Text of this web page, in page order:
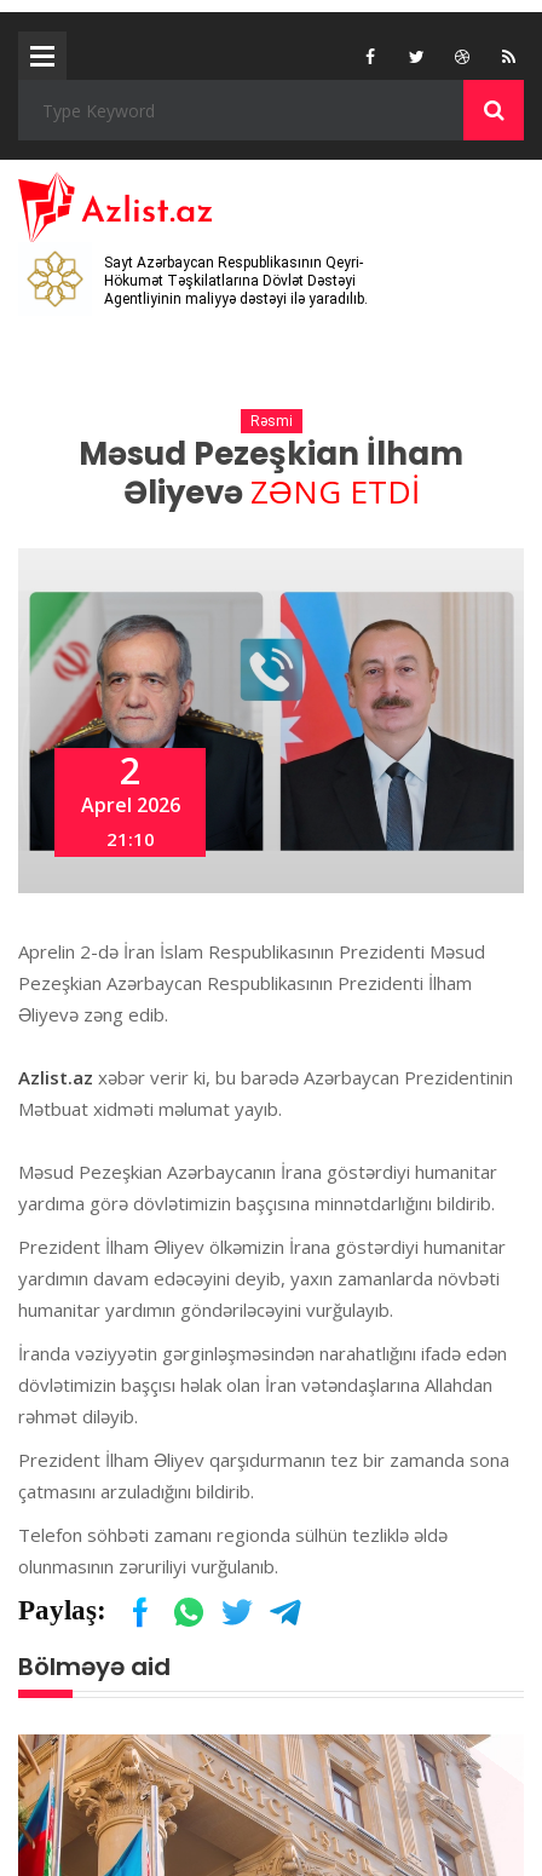
Sayt Azərbaycan Respublikasının Qeyri-
Hökumət Təşkilatlarına Dövlət Dəstəyi
Agentliyinin maliyyə dəstəyi ilə yaradılıb.
Rəsmi
Məsud Pezeşkian İlham
ƏliyevəZƏNG ETDİ
2
Aprel 2026
21:10
Aprelin 2-də İran İslam Respublikasının Prezidenti Məsud
Pezeşkian Azərbaycan Respublikasının Prezidenti İlham
Əliyevə zəng edib.
Azlist.az xəbər verir ki, bu barədə Azərbaycan Prezidentinin
Mətbuat xidməti məlumat yayıb.
Məsud Pezeşkian Azərbaycanın İrana göstərdiyi humanitar
yardıma görə dövlətimizin başçısına minnətdarlığını bildirib.
Prezident İlham Əliyev ölkəmizin İrana göstərdiyi humanitar
yardımın davam edəcəyini deyib, yaxın zamanlarda növbəti
humanitar yardımın göndəriləcəyini vurğulayıb.
İranda vəziyyətin gərginləşməsindən narahatlığını ifadə edən
dövlətimizin başçısı həlak olan İran vətəndaşlarına Allahdan
rəhmət diləyib.
Prezident İlham Əliyev qarşıdurmanın tez bir zamanda sona
çatmasını arzuladığını bildirib.
Telefon söhbəti zamanı regionda sülhün tezliklə əldə
olunmasının zəruriliyi vurğulanıb.
Paylaş:
Bölməyə aid